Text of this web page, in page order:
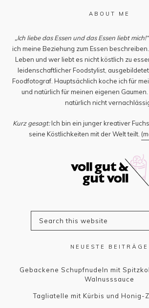
ABOUT ME
„Ich liebe das Essen und das Essen liebt mich!“
ich meine Beziehung zum Essen
Leben und wer liebt es nicht köstlich zu
leidenschaftlicher Foodstylist,
Foodfotograf. Hauptsächlich koche ich für
und natürlich für meinen eigenen
natürlich nicht
Kurz gesagt:Ich bin ein junger kreativer
seine Köstlichkeiten mit der Welt teilt.
NEUESTE BEITRÄGE
Gebackene Schupfnudeln mit
Walnusssauce
Tagliatelle mit Kürbis und Honig-